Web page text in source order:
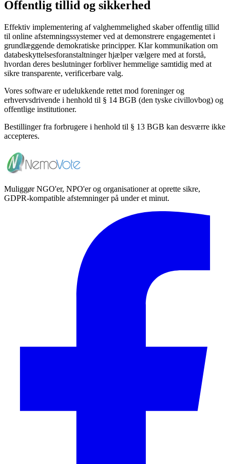
Offentlig tillid og sikkerhed
Effektiv implementering af valghemmelighed skaber offentlig tillid
til online afstemningssystemer ved at demonstrere engagementet i
grundlæggende demokratiske principper. Klar kommunikation om
databeskyttelsesforanstaltninger hjælper vælgere med at forstå,
hvordan deres beslutninger forbliver hemmelige samtidig med at
sikre transparente, verificerbare valg.
Vores software er udelukkende rettet mod foreninger og
erhvervsdrivende i henhold til § 14 BGB (den tyske civillovbog) og
offentlige institutioner.
Bestillinger fra forbrugere i henhold til § 13 BGB kan desværre ikke
accepteres.
Muliggør NGO'er, NPO'er og organisationer at oprette sikre,
GDPR-kompatible afstemninger på under et minut.